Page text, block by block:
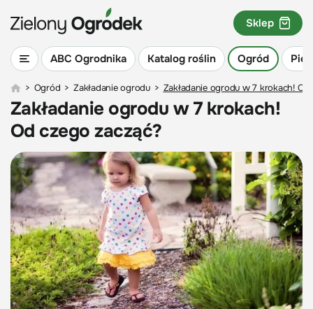
ABC Ogrodnika Katalog roślin Ogród
Sklep
> Ogród > Zakładanie ogrodu > Zakładanie ogrodu w 7 krokach!
Zakładanie ogrodu w 7 krokach!
Od czego zacząć?